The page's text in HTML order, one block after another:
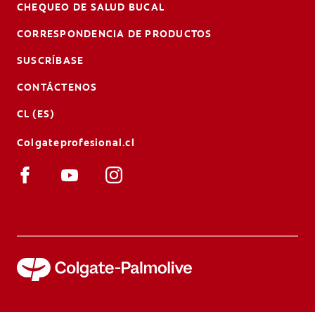
CHEQUEO DE SALUD BUCAL
CORRESPONDENCIA DE PRODUCTOS
SUSCRÍBASE
CONTÁCTENOS
CL (ES)
Colgateprofesional.cl